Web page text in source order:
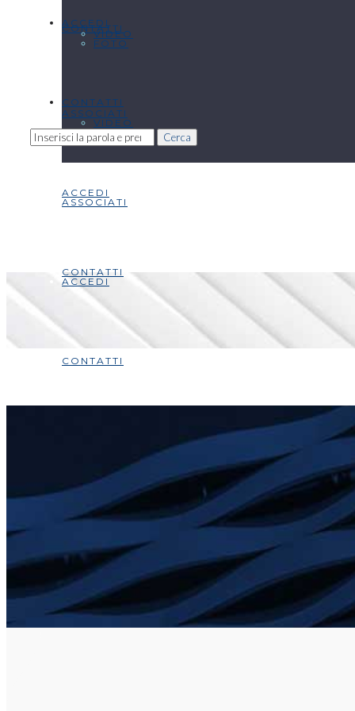
ACCEDI
CONTATTI
CONTATTI
Cerca
VIDEO
ASSOCIATI
ACCEDI
CONTATTI
FOTO
VIDEO
ASSOCIATI
ACCEDI
CONTATTI